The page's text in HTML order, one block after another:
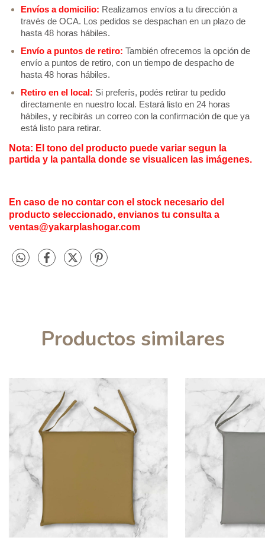
Envíos a domicilio: Realizamos envíos a tu dirección a
través de OCA. Los pedidos se despachan en un plazo de
hasta 48 horas hábiles.
Envío a puntos de retiro: También ofrecemos la opción de
envío a puntos de retiro, con un tiempo de despacho de
hasta 48 horas hábiles.
Retiro en el local: Si preferís, podés retirar tu pedido
directamente en nuestro local. Estará listo en 24 horas
hábiles, y recibirás un correo con la confirmación de que ya
está listo para retirar.
Nota: El tono del producto puede variar segun la
partida y la pantalla donde se visualicen las imágenes.
En caso de no contar con el stock necesario del
producto seleccionado, envianos tu consulta a
ventas@yakarplashogar.com
Productos similares